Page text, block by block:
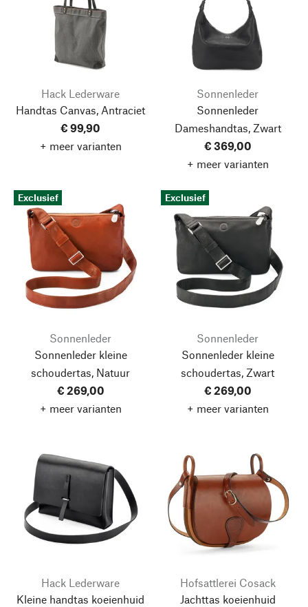
Hack Lederware
Handtas Canvas, Antraciet
€ 99,90
+ meer varianten
Sonnenleder
Sonnenleder
Dameshandtas, Zwart
€ 369,00
+ meer varianten
Exclusief
Sonnenleder
Sonnenleder kleine
schoudertas, Natuur
€ 269,00
+ meer varianten
Exclusief
Sonnenleder
Sonnenleder kleine
schoudertas, Zwart
€ 269,00
+ meer varianten
Hack Lederware
Kleine handtas koeienhuid
Hofsattlerei Cosack
Jachttas koeienhuid